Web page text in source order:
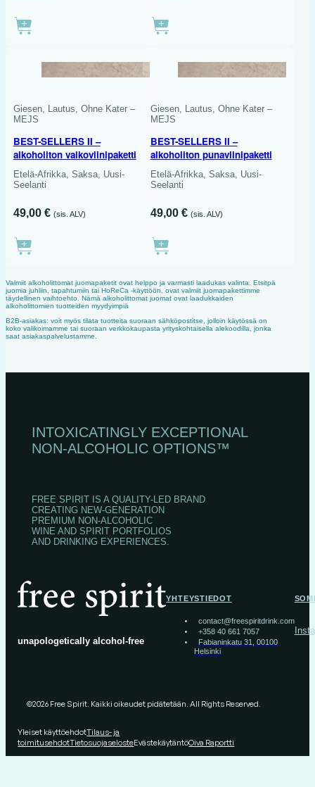
oli:
34,00 €.
oli:
105,00 €.
Giesen, Lautus, Ohne Kater –
MEJS
BEST-SELLERS II –
alkoholiton valkoviinipaketti
Etelä-Afrikka, Saksa, Uusi-
Seelanti
49,00 € (sis. ALV)
Giesen, Lautus, Ohne Kater –
MEJS
BEST-SELLERS II –
alkoholiton punaviinipaketti
Etelä-Afrikka, Saksa, Uusi-
Seelanti
49,00 € (sis. ALV)
Valmiit alkoholittomat juomapaketit ovat helppo ja varmasti laadukas valinta. Etsitpä
juomia juhliin, tapahtumiin tai HoReCa -käyttöön, ovat valmiit juomapakettimme
täydellinen vaihtoehto. Nämä alkoholittomat juomat ovat laadukkaiden
alkoholittomien tuotteiden myydyimpiä
B2B-asiakas: voit myös tilata tuotteita suoraan sähköpostitse, jolloin käytössä on
koko valikoimamme tai suoraan verkkokaupasta yrityskohtaisella alekoodilla, jonka
saat asiakaspalvelustamme.
INTOXICATINGLY EXCEPTIONAL
NON‑ALCOHOLIC OPTIONS™
FREE SPIRIT IS A QUALITY-LED BRAND
CREATING NEW-GENERATION
PREMIUM NON-ALCOHOLIC
WINE AND SPIRIT PORTFOLIOS
AND DRINKING EXPERIENCES.
unapologetically alcohol-free
YHTEYSTIEDOT
contact@freespiritdrink.com
+358 40 661 7057
Fabianinkatu 31, 00100
Helsinki
©2026 Free Spirit. Kaikki oikeudet pidätetään. All Rights Reserved.
Yleiset käyttöehdotTilaus- ja
toimitusehdotTietosuojaselosteEvästekäytäntöOiva Raportti